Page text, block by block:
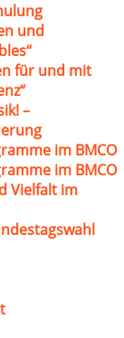
und
für und mit
–
im BMCO
im BMCO
Vielfalt im